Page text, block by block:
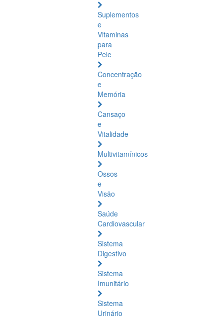
Suplementos
e
Vitaminas
para
Pele
Concentração
e
Memória
Cansaço
e
Vitalidade
Multivitamínicos
Ossos
e
Visão
Saúde
Cardiovascular
Sistema
Digestivo
Sistema
Imunitário
Sistema
Urinário